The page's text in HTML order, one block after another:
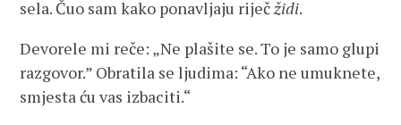
sela. Čuo sam kako ponavljaju riječžidi.
Devorele mi reče: „Ne plašite se. To je samo glupi
razgovor.” Obratila se ljudima: “Ako ne umuknete,
smjesta ću vas izbaciti.“